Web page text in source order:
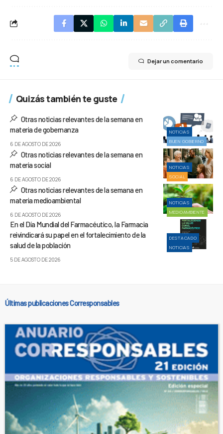
Dejar un comentario
Quizás también te guste
NOTICIAS
BUEN GOBIERNO
Otras noticias relevantes de la semana en
materia de gobernanza
6 DE AGOSTO DE 2026
NOTICIAS
SOCIAL
Otras noticias relevantes de la semana en
materia social
6 DE AGOSTO DE 2026
NOTICIAS
MEDIOAMBIENTE
Otras noticias relevantes de la semana en
materia medioambiental
6 DE AGOSTO DE 2026
DESTACADO
NOTICIAS
En el Día Mundial del Farmacéutico, la Farmacia
reivindicará su papel en el fortalecimiento de la
salud de la población
5 DE AGOSTO DE 2026
Últimas publicaciones Corresponsables